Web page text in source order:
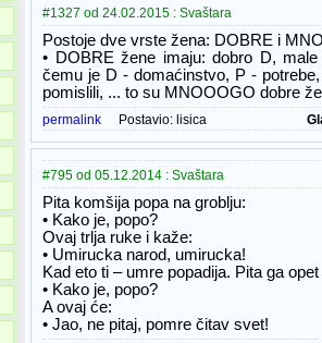
#1327 od 24.02.2015 : Svaštara
Postoje dve vrste žena: DOBRE i
• DOBRE žene imaju: dobro D,
čemu je D - domaćinstvo, P -
pomislili, ... to su MNOOOGO dobre
permalink Postavio: lisica
#795 od 05.12.2014 : Svaštara
Pita komšija popa na groblju:
• Kako je, popo?
Ovaj trlja ruke i kaže:
• Umirucka narod, umirucka!
Kad eto ti – umre popadija. Pita ga
• Kako je, popo?
A ovaj će:
• Jao, ne pitaj, pomre čitav svet!